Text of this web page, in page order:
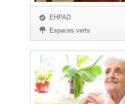
EHPAD
Espaces verts